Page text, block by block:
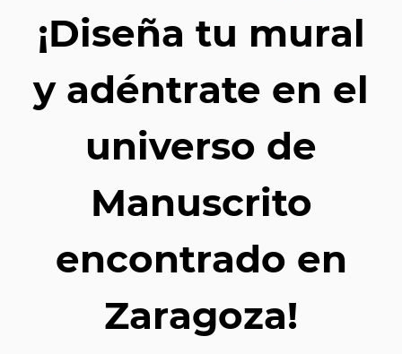
¡Diseña tu mural
y adéntrate en el
universo de
Manuscrito
encontrado en
Zaragoza!